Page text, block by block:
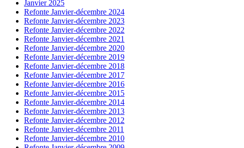
Janvier 2025
Refonte Janvier-décembre 2024
Refonte Janvier-décembre 2023
Refonte Janvier-décembre 2022
Refonte Janvier-décembre 2021
Refonte Janvier-décembre 2020
Refonte Janvier-décembre 2019
Refonte Janvier-décembre 2018
Refonte Janvier-décembre 2017
Refonte Janvier-décembre 2016
Refonte Janvier-décembre 2015
Refonte Janvier-décembre 2014
Refonte Janvier-décembre 2013
Refonte Janvier-décembre 2012
Refonte Janvier-décembre 2011
Refonte Janvier-décembre 2010